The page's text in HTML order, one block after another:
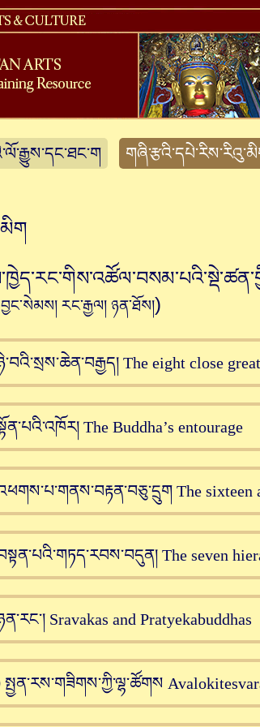
བྱང་སེམས། རང་རྒྱལ། ཉན་ཐོས།)
The eight close
The Buddha’s entourage
The sixteen
The seven
Sravakas and Pratyekabuddhas
སྤྱན་རས་གཟིགས་ཀྱི་ལྷ་ཚོགས